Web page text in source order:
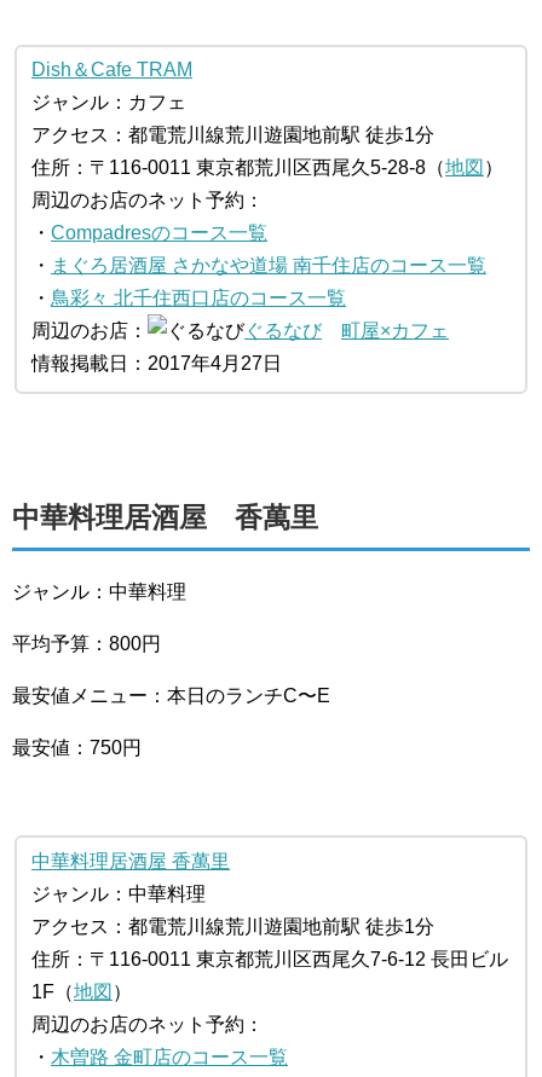
Dish＆Cafe TRAM
ジャンル：カフェ
アクセス：都電荒川線荒川遊園地前駅 徒歩1分
住所：〒116-0011 東京都荒川区西尾久5-28-8（地図 ）
周辺のお店のネット予約：
・ Compadresのコース一覧
・ まぐろ居酒屋 さかなや道場 南千住店のコース一覧
・ 鳥彩々 北千住西口店のコース一覧
周辺のお店：
ぐるなび
町屋×カフェ
情報掲載日：2017年4月27日
中華料理居酒屋 香萬里
ジャンル：中華料理
平均予算：800円
最安値メニュー：本日のランチC〜E
最安値：750円
中華料理居酒屋 香萬里
ジャンル：中華料理
アクセス：都電荒川線荒川遊園地前駅 徒歩1分
住所：〒116-0011 東京都荒川区西尾久7-6-12 長田ビル
1F（地図 ）
周辺のお店のネット予約：
・ 木曽路 金町店のコース一覧